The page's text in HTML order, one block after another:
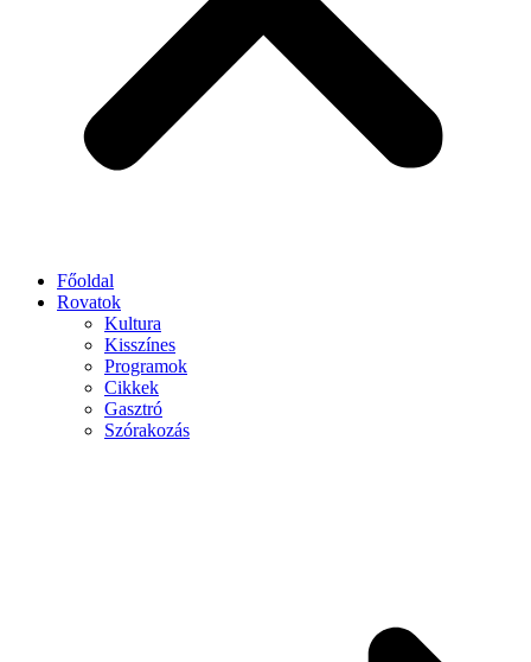
Főoldal
Rovatok
Kultura
Kisszínes
Programok
Cikkek
Gasztró
Szórakozás